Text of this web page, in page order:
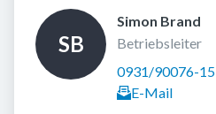
SB
Simon Brand
Betriebsleiter
0931/90076-15
E-Mail